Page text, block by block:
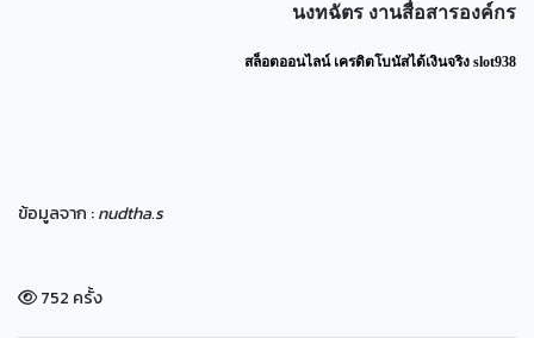
นงทฉัตร งานสื่อสารองค์กร
สล็อตออนไลน์ เครดิตโบนัสได้เงินจริง slot938
ข้อมูลจาก :nudtha.s
752 ครั้ง